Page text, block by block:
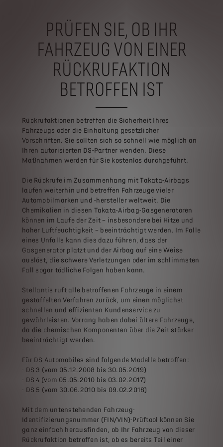
PRÜFEN SIE, OB IHR
FAHRZEUG VON EINER
RÜCKRUFAKTION
BETROFFEN IST
Rückrufaktionen betreffen die Sicherheit Ihres
Fahrzeugs oder die Einhaltung gesetzlicher
Vorschriften. Sie sollten sich so schnell wie möglich an
Ihren autorisierten DS-Partner wenden. Diese
Maßnahmen werden für Sie kostenlos durchgeführt.
Die Rückrufe im Zusammenhang mit Takata-Airbags
laufen weiterhin und betreffen Fahrzeuge vieler
Automobilmarken und -hersteller weltweit. Die
Chemikalien in diesen Takata-Airbag-Gasgeneratoren
können im Laufe der Zeit – insbesondere bei Hitze und
hoher Luftfeuchtigkeit – beeinträchtigt werden. Im Falle
eines Unfalls kann dies dazu führen, dass der
Gasgenerator platzt und der Airbag auf eine Weise
auslöst, die schwere Verletzungen oder im schlimmsten
Fall sogar tödliche Folgen haben kann.
Stellantis ruft alle betroffenen Fahrzeuge in einem
gestaffelten Verfahren zurück, um einen möglichst
schnellen und effizienten Kundenservice zu
gewährleisten. Vorrang haben dabei ältere Fahrzeuge,
da die chemischen Komponenten über die Zeit stärker
beeinträchtigt werden.
Für DS Automobiles sind folgende Modelle betroffen:
- DS 3 (vom 05.12.2008 bis 30.05.2019)
- DS 4 (vom 05.05.2010 bis 03.02.2017)
- DS 5 (vom 30.06.2010 bis 09.02.2018)
Mit dem untenstehenden Fahrzeug-
Identifizierungsnummer (FIN/VIN)-Prüftool können Sie
ganz einfach herausfinden, ob Ihr Fahrzeug von dieser
Rückrufaktion betroffen ist, ob es bereits Teil einer